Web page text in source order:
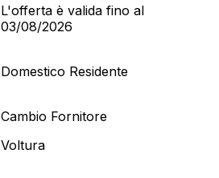
L'offerta è valida fino al
03/08/2026
Domestico Residente
Cambio Fornitore
Voltura